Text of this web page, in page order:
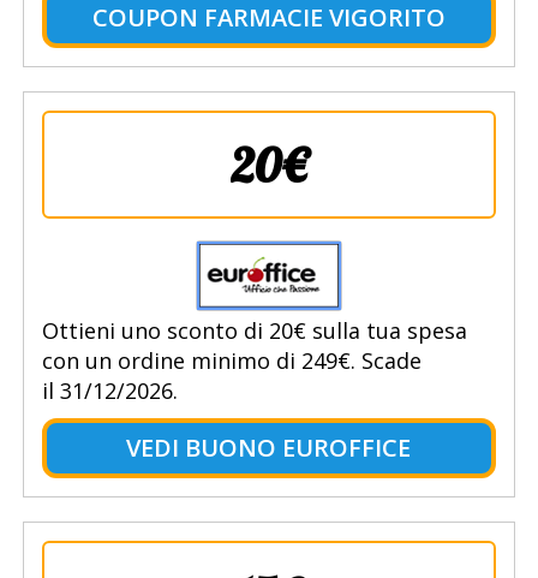
COUPON FARMACIE VIGORITO
20€
Ottieni uno sconto di 20€ sulla tua spesa
con un ordine minimo di 249€. Scade
il 31/12/2026.
VEDI BUONO EUROFFICE